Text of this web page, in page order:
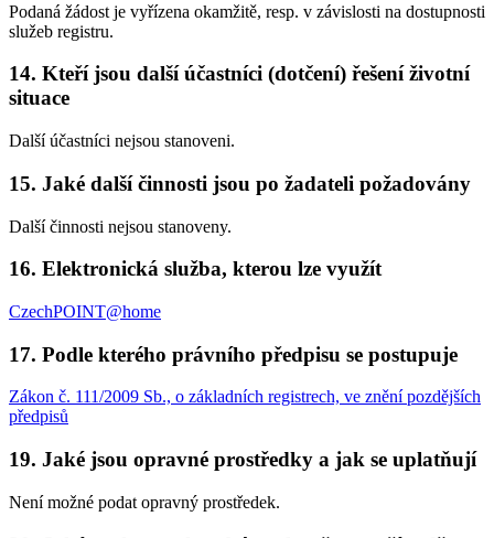
Podaná žádost je vyřízena okamžitě, resp. v závislosti na dostupnosti
služeb registru.
14. Kteří jsou další účastníci (dotčení) řešení životní
situace
Další účastníci nejsou stanoveni.
15. Jaké další činnosti jsou po žadateli požadovány
Další činnosti nejsou stanoveny.
16. Elektronická služba, kterou lze využít
CzechPOINT@home
17. Podle kterého právního předpisu se postupuje
Zákon č. 111/2009 Sb., o základních registrech, ve znění pozdějších
předpisů
19. Jaké jsou opravné prostředky a jak se uplatňují
Není možné podat opravný prostředek.